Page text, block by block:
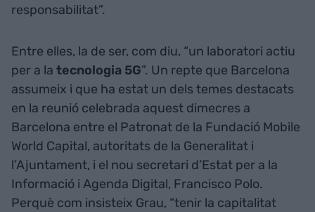
responsabilitat”.
Entre elles, la de ser, com diu, “un laboratori actiu
per a la tecnologia 5G”. Un repte que Barcelona
assumeix i que ha estat un dels temes destacats
en la reunió celebrada aquest dimecres a
Barcelona entre el Patronat de la Fundació Mobile
World Capital, autoritats de la Generalitat i
l’Ajuntament, i el nou secretari d’Estat per a la
Informació i Agenda Digital, Francisco Polo.
Perquè com insisteix Grau, “tenir la capitalitat